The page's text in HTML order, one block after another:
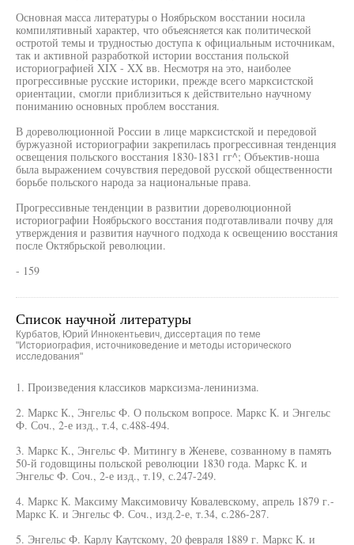
Основная масса литературы о Ноябрьском восстании носила
компилятивный характер, что объеясняется как политической
остротой темы и трудностью доступа к официальным источникам,
так и активной разработкой истории восстания польской
историографией XIX - XX вв. Несмотря на это, наиболее
прогрессивные русские историки, прежде всего марксистской
ориентации, смогли приблизиться к действительно научному
пониманию основных проблем восстания.
В дореволюционной России в лице марксистской и передовой
буржуазной историографии закрепилась прогрессивная тенденция
освещения польского восстания 1830-1831 гг^; Объектив-ноша
была выражением сочувствия передовой русской общественности
борьбе польского народа за национальные права.
Прогрессивные тенденции в развитии дореволюционной
историографии Ноябрьского восстания подготавливали почву для
утверждения и развития научного подхода к освещению восстания
после Октябрьской революции.
- 159
Список научной литературы
Курбатов, Юрий Иннокентьевич, диссертация по теме
"Историография, источниковедение и методы исторического
исследования"
1. Произведения классиков марксизма-ленинизма.
2. Маркс К., Энгельс Ф. О польском вопросе. Маркс К. и Энгельс
Ф. Соч., 2-е изд., т.4, с.488-494.
3. Маркс К., Энгельс Ф. Митингу в Женеве, созванному в память
50-й годовщины польской революции 1830 года. Маркс К. и
Энгельс Ф. Соч., 2-е изд., т.19, с.247-249.
4. Маркс К. Максиму Максимовичу Ковалевскому, апрель 1879 г.-
Маркс К. и Энгельс Ф. Соч., изд.2-е, т.34, с.286-287.
5. Энгельс Ф. Карлу Каутскому, 20 февраля 1889 г. Маркс К. и